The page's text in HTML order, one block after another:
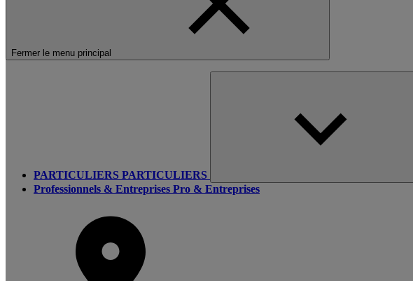
Fermer le menu principal
PARTICULIERS PARTICULIERS
Professionnels & Entreprises Pro & Entreprises